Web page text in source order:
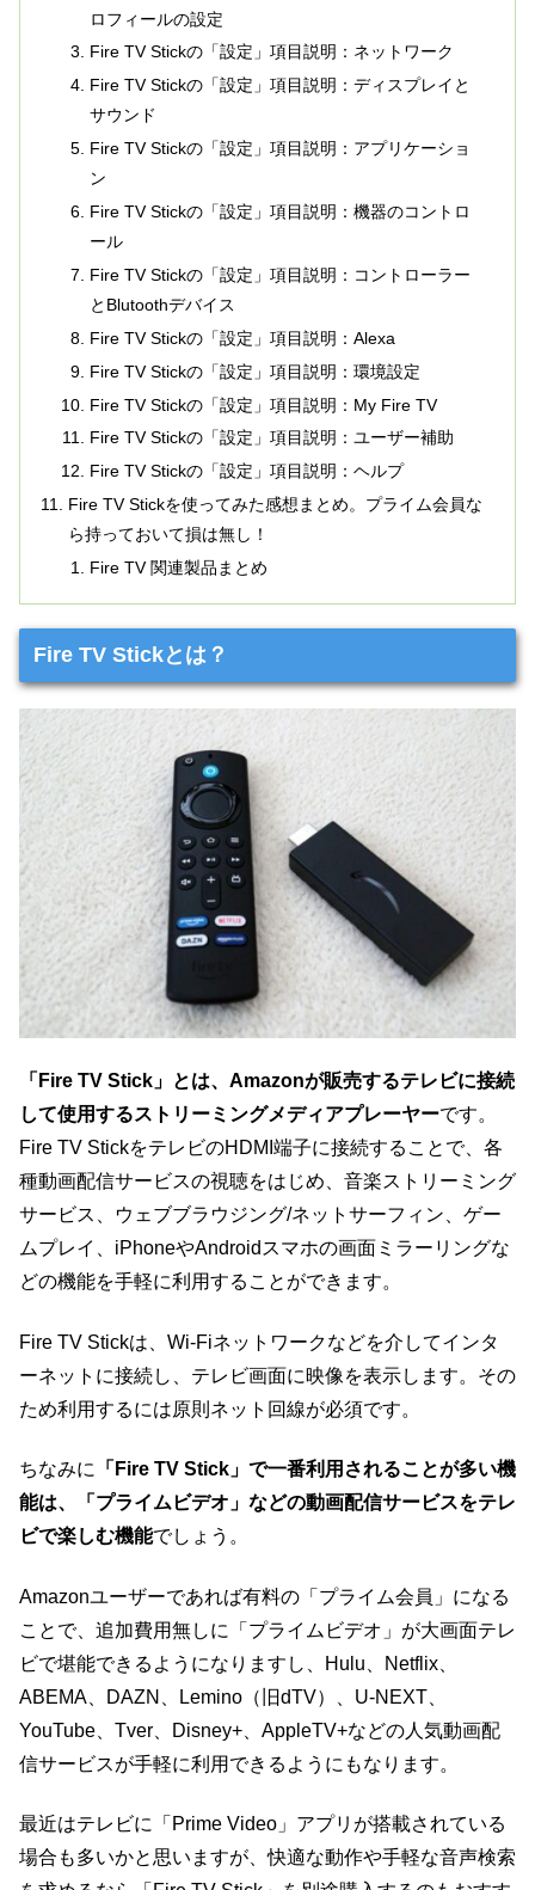
ロフィールの設定
Fire TV Stickの「設定」項目説明：ネットワーク
Fire TV Stickの「設定」項目説明：ディスプレイと
サウンド
Fire TV Stickの「設定」項目説明：アプリケーショ
ン
Fire TV Stickの「設定」項目説明：機器のコントロ
ール
Fire TV Stickの「設定」項目説明：コントローラー
とBlutoothデバイス
Fire TV Stickの「設定」項目説明：Alexa
Fire TV Stickの「設定」項目説明：環境設定
Fire TV Stickの「設定」項目説明：My Fire TV
Fire TV Stickの「設定」項目説明：ユーザー補助
Fire TV Stickの「設定」項目説明：ヘルプ
Fire TV Stickを使ってみた感想まとめ。プライム会員な
ら持っておいて損は無し！
Fire TV 関連製品まとめ
Fire TV Stickとは？
「Fire TV Stick」とは、Amazonが販売するテレビに接続
して使用するストリーミングメディアプレーヤーです。
Fire TV StickをテレビのHDMI端子に接続することで、各
種動画配信サービスの視聴をはじめ、音楽ストリーミング
サービス、ウェブブラウジング/ネットサーフィン、ゲー
ムプレイ、iPhoneやAndroidスマホの画面ミラーリングな
どの機能を手軽に利用することができます。
Fire TV Stickは、Wi-Fiネットワークなどを介してインタ
ーネットに接続し、テレビ画面に映像を表示します。その
ため利用するには原則ネット回線が必須です。
ちなみに
「Fire TV Stick」で一番利用されることが多い機
能は、「プライムビデオ」などの動画配信サービスをテレ
ビで楽しむ機能でしょう。
Amazonユーザーであれば有料の「プライム会員」になる
ことで、追加費用無しに「プライムビデオ」が大画面テレ
ビで堪能できるようになりますし、Hulu、Netflix、
ABEMA、DAZN、Lemino（旧dTV）、U-NEXT、
YouTube、Tver、Disney+、AppleTV+などの人気動画配
信サービスが手軽に利用できるようにもなります。
最近はテレビに「Prime Video」アプリが搭載されている
場合も多いかと思いますが、快適な動作や手軽な音声検索